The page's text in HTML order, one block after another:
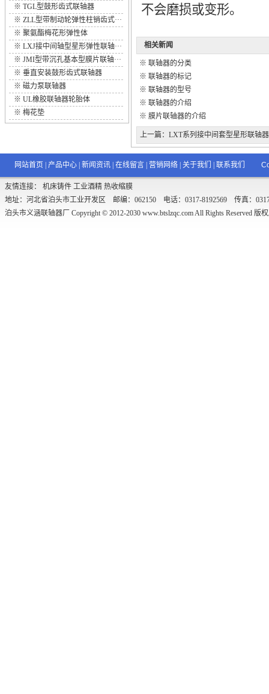
※ TGL型鼓形齿式联轴器
※ ZLL型带制动轮弹性柱销齿式···
※ 聚氨酯梅花形弹性体
※ LXJ接中间轴型星形弹性联轴···
※ JMI型带沉孔基本型膜片联轴···
※ 垂直安装鼓形齿式联轴器
※ 磁力泵联轴器
※ UL橡胶联轴器轮胎体
※ 梅花垫
不会磨损或变形。
相关新闻
※ 联轴器的分类
※ 联轴器的标记
※ 联轴器的型号
※ 联轴器的介绍
※ 膜片联轴器的介绍
上一篇： LXT系列接中间套型星形联轴器
网站首页 产品中心 新闻资讯 在线留言 营销网络 关于我们 联系我们
友情连接： 机床铸件 工业酒精 热收缩膜
地址：河北省泊头市工业开发区 邮编：062150 电话：0317-8192569 传真：
泊头市义涵联轴器厂 Copyright © 2012-2030 www.btslzqc.comAll Rights Reserved 版